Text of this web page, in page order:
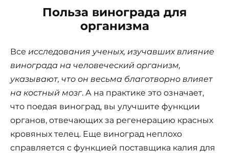
Польза винограда для
организма
Все исследования ученых, изучавших влияние
винограда на человеческий организм,
указывают, что он весьма благотворно влияет
на костный мозг. А на практике это означает,
что поедая виноград, вы улучшите функции
органов, отвечающих за регенерацию красных
кровяных телец. Еще виноград неплохо
справляется с функцией поставщика калия для